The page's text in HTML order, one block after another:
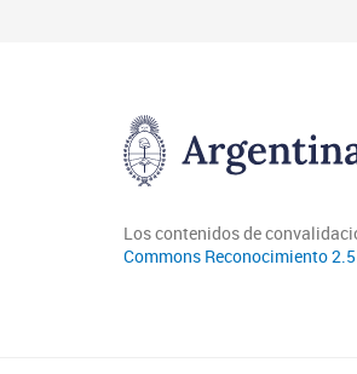
Los contenidos de
Commons Reconocimiento